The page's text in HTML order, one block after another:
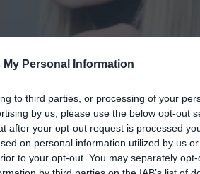
My Personal Information
to third parties, or processing of your
by us, please use the below opt-out
after your opt-out request is processed
on personal information utilized by us
to your opt-out. You may separately
Ζουγανέλη για δύο μοναδικές